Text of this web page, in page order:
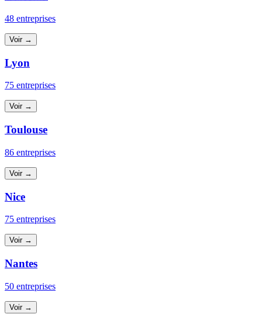
48 entreprises
Voir →
Lyon
75 entreprises
Voir →
Toulouse
86 entreprises
Voir →
Nice
75 entreprises
Voir →
Nantes
50 entreprises
Voir →